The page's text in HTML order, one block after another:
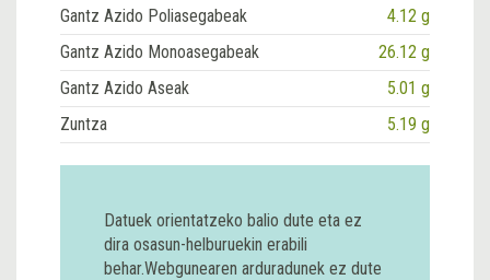
Gantz Azido Poliasegabeak
4.12 g
Gantz Azido Monoasegabeak
26.12 g
Gantz Azido Aseak
5.01 g
Zuntza
5.19 g
Datuek orientatzeko balio dute eta ez
dira osasun-helburuekin erabili
behar.Webgunearen arduradunek ez dute